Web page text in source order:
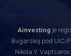
Ainvesting je
Bugarskoj pod UIC/
Nikola Y.